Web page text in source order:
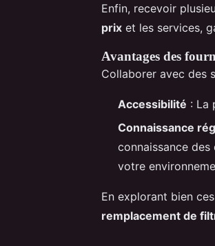
Enfin, recevoir
prix et les services,
Avantages des
Collaborer avec des
Accessibilité : La
Connaissance
connaissance
votre
En explorant bien
remplacement de